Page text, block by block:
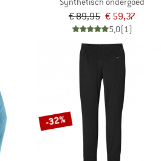
€ 89,95 € 59,37
5,0(1)
-32%